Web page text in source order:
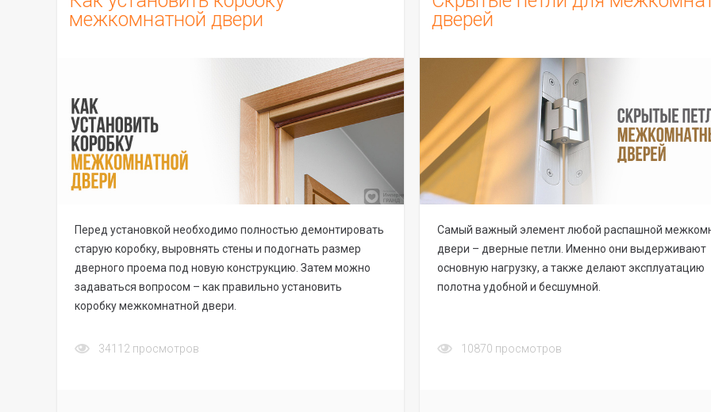
межкомнатной двери
Перед установкой необходимо полностью демонтировать
старую коробку, выровнять стены и подогнать размер
дверного проема под новую конструкцию. Затем можно
задаваться вопросом – как правильно установить
коробку межкомнатной двери.
34112 просмотров
дверей
Самый важный элемент любой распашной
двери – дверные петли. Именно они выдерживают
основную нагрузку, а также делают эксплуатацию
полотна удобной и бесшумной.
10870 просмотров